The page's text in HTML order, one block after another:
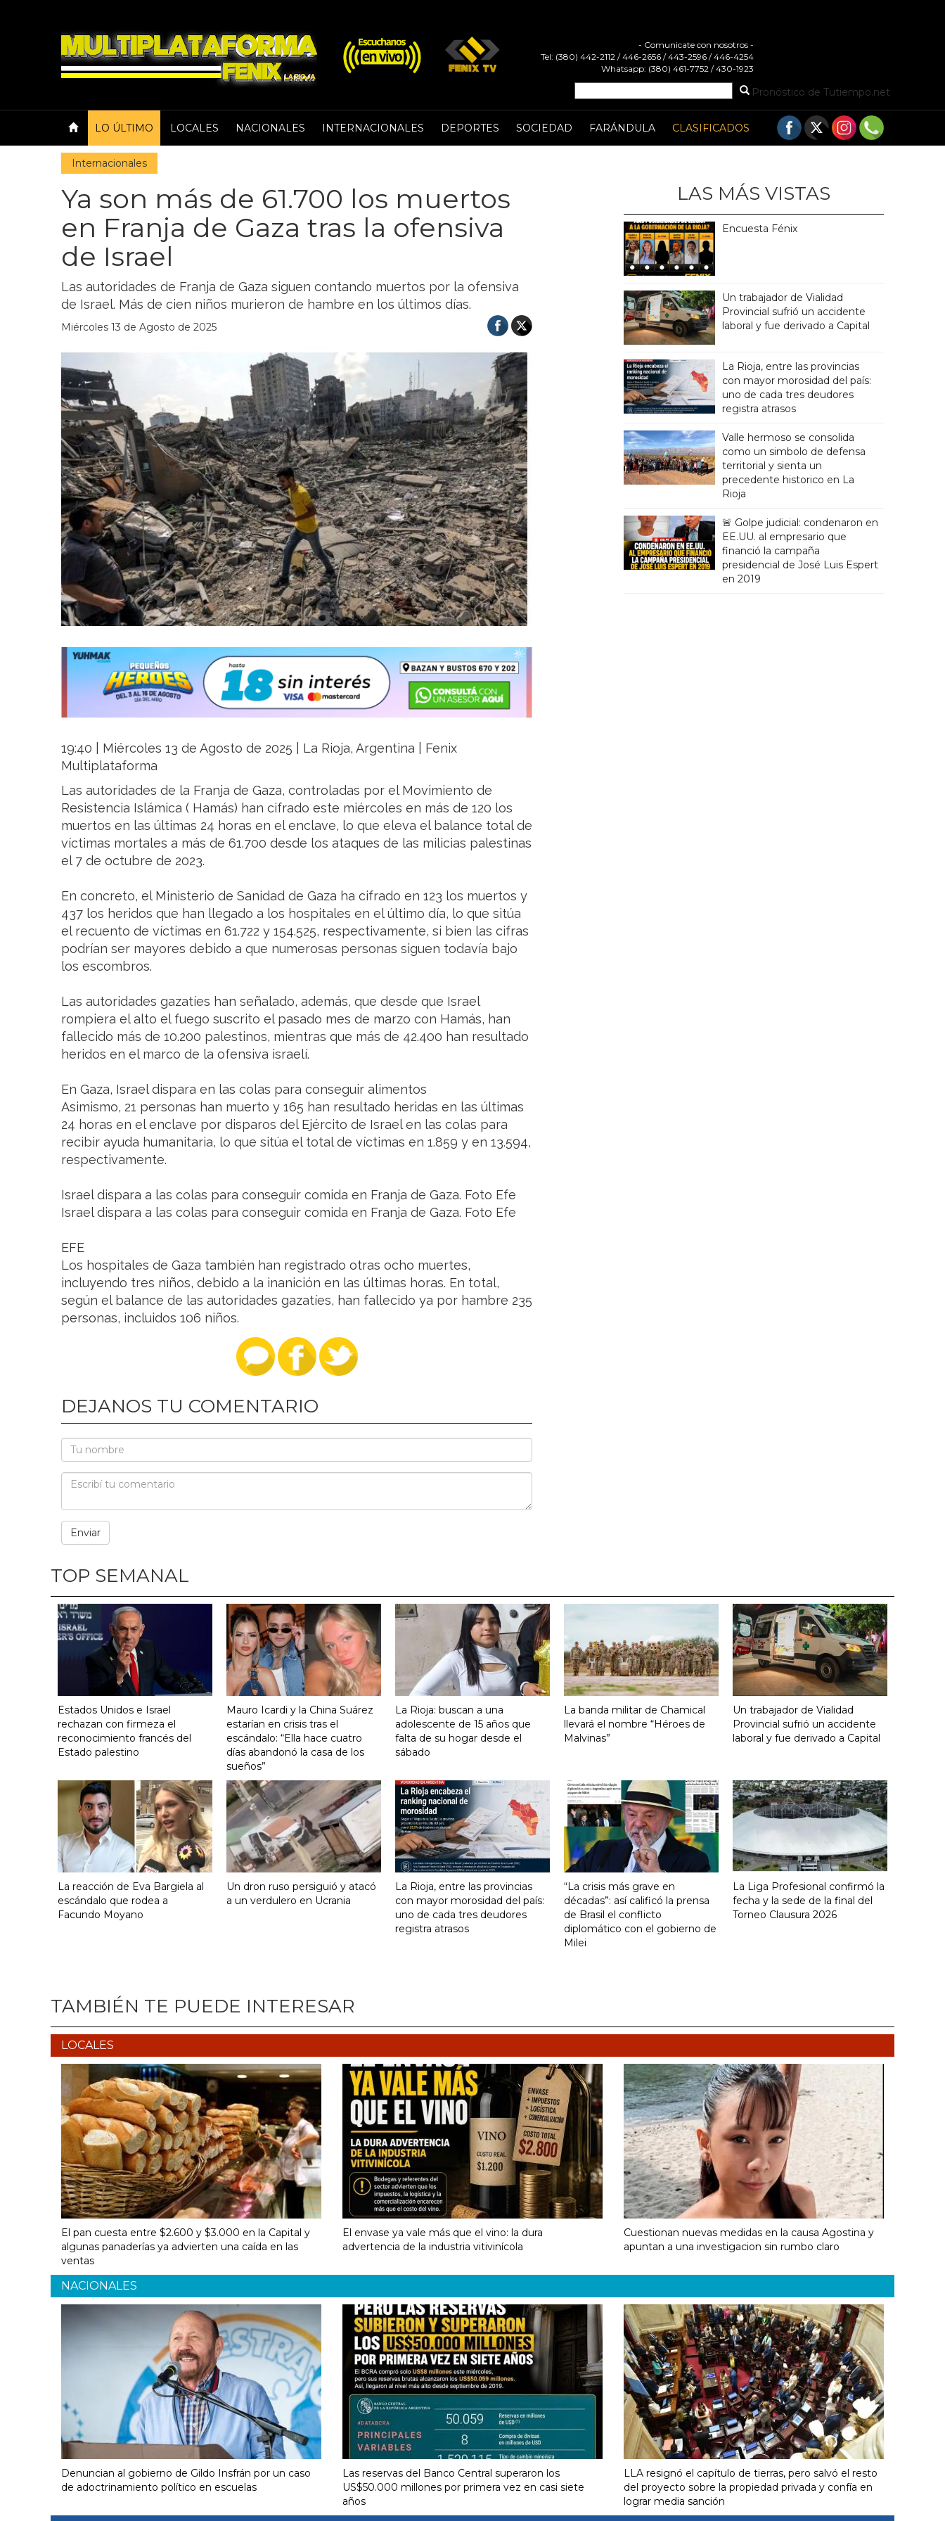
- Comunicate con nosotros -
Tel: (380) 442-2112 / 446-2656 / 443-2596 / 446-4254
Whatsapp: (380) 461-7752 / 430-1923
Pronóstico de Tutiempo.net
LO ÚLTIMO LOCALES NACIONALES INTERNACIONALES DEPORTES SOCIEDAD FARÁNDULA CLASIFICADOS
Internacionales
Ya son más de 61.700 los muertos
en Franja de Gaza tras la ofensiva
de Israel
Las autoridades de Franja de Gaza siguen contando muertos por la ofensiva
de Israel. Más de cien niños murieron de hambre en los últimos días.
Miércoles 13 de Agosto de 2025
19:40 | Miércoles 13 de Agosto de 2025 | La Rioja, Argentina | Fenix
Multiplataforma
Las autoridades de la Franja de Gaza, controladas por el Movimiento de
Resistencia Islámica ( Hamás) han cifrado este miércoles en más de 120 los
muertos en las últimas 24 horas en el enclave, lo que eleva el balance total de
víctimas mortales a más de 61.700 desde los ataques de las milicias palestinas
el 7 de octubre de 2023.
En concreto, el Ministerio de Sanidad de Gaza ha cifrado en 123 los muertos y
437 los heridos que han llegado a los hospitales en el último día, lo que sitúa
el recuento de víctimas en 61.722 y 154.525, respectivamente, si bien las cifras
podrían ser mayores debido a que numerosas personas siguen todavía bajo
los escombros.
Las autoridades gazatíes han señalado, además, que desde que Israel
rompiera el alto el fuego suscrito el pasado mes de marzo con Hamás, han
fallecido más de 10.200 palestinos, mientras que más de 42.400 han resultado
heridos en el marco de la ofensiva israelí.
En Gaza, Israel dispara en las colas para conseguir alimentos
Asimismo, 21 personas han muerto y 165 han resultado heridas en las últimas
24 horas en el enclave por disparos del Ejército de Israel en las colas para
recibir ayuda humanitaria, lo que sitúa el total de víctimas en 1.859 y en 13.594,
respectivamente.
Israel dispara a las colas para conseguir comida en Franja de Gaza. Foto Efe
Israel dispara a las colas para conseguir comida en Franja de Gaza. Foto Efe
EFE
Los hospitales de Gaza también han registrado otras ocho muertes,
incluyendo tres niños, debido a la inanición en las últimas horas. En total,
según el balance de las autoridades gazatíes, han fallecido ya por hambre 235
personas, incluidos 106 niños.
DEJANOS TU COMENTARIO
LAS MÁS VISTAS
Encuesta Fénix
Un trabajador de Vialidad
Provincial sufrió un accidente
laboral y fue derivado a Capital
La Rioja, entre las provincias
con mayor morosidad del país:
uno de cada tres deudores
registra atrasos
Valle hermoso se consolida
como un simbolo de defensa
territorial y sienta un
precedente historico en La
Rioja
🚨 Golpe judicial: condenaron en
EE.UU. al empresario que
financió la campaña
presidencial de José Luis Espert
en 2019
TOP SEMANAL
Estados Unidos e Israel
rechazan con firmeza el
reconocimiento francés del
Estado palestino
Mauro Icardi y la China Suárez
estarían en crisis tras el
escándalo: “Ella hace cuatro
días abandonó la casa de los
sueños”
La Rioja: buscan a una
adolescente de 15 años que
falta de su hogar desde el
sábado
La banda militar de Chamical
llevará el nombre “Héroes de
Malvinas”
Un trabajador de Vialidad
Provincial sufrió un accidente
laboral y fue derivado a Capital
La reacción de Eva Bargiela al
escándalo que rodea a
Facundo Moyano
Un dron ruso persiguió y atacó
a un verdulero en Ucrania
La Rioja, entre las provincias
con mayor morosidad del país:
uno de cada tres deudores
registra atrasos
“La crisis más grave en
décadas”: así calificó la prensa
de Brasil el conflicto
diplomático con el gobierno de
Milei
La Liga Profesional confirmó la
fecha y la sede de la final del
Torneo Clausura 2026
TAMBIÉN TE PUEDE INTERESAR
LOCALES
El pan cuesta entre $2.600 y $3.000 en la Capital y
algunas panaderías ya advierten una caída en las
ventas
El envase ya vale más que el vino: la dura
advertencia de la industria vitivinícola
Cuestionan nuevas medidas en la causa Agostina y
apuntan a una investigacion sin rumbo claro
NACIONALES
Denuncian al gobierno de Gildo Insfrán por un caso
de adoctrinamiento político en escuelas
Las reservas del Banco Central superaron los
US$50.000 millones por primera vez en casi siete
años
LLA resignó el capítulo de tierras, pero salvó el resto
del proyecto sobre la propiedad privada y confía en
lograr media sanción